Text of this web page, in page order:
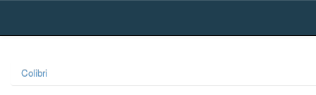
Skip
Colibri